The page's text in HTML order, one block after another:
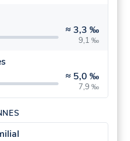
≈ 3,3 ‰
9,1 ‰
≈ 5,0 ‰
7,9 ‰